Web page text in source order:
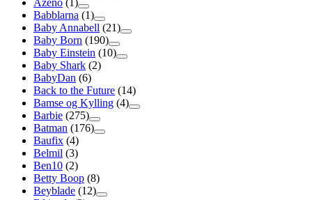
Azeno (1)
Babblarna (1)
Baby Annabell (21)
Baby Born (190)
Baby Einstein (10)
Baby Shark (2)
BabyDan (6)
Back to the Future (14)
Bamse og Kylling (4)
Barbie (275)
Batman (176)
Baufix (4)
Belmil (3)
Ben10 (2)
Betty Boop (8)
Beyblade (12)